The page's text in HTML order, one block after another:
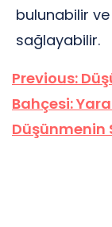
bulunabilir
sağlayabilir.
Yazı
gezinmesi
Previous:
Bahçesi:
Düşünmenin